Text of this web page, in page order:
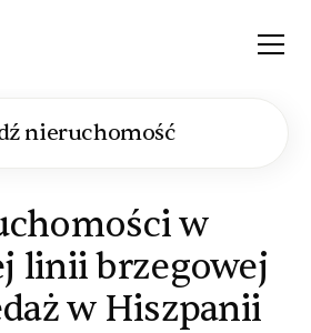
nieruchomość
w
linii brzegowej
w Hiszpanii